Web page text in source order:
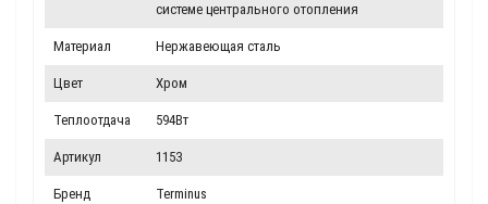
системе центрального отопления
Материал Нержавеющая сталь
Цвет Хром
Теплоотдача 594Вт
Артикул 1153
Бренд Terminus